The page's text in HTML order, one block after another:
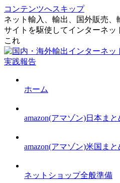
コンテンツへスキップ
ネット輸入、輸出、国外販売、
サイトを駆使してインターネ
これ
ホーム
amazon(アマゾン)日本まと
amazon(アマゾン)米国まと
ネットショップ全般準備